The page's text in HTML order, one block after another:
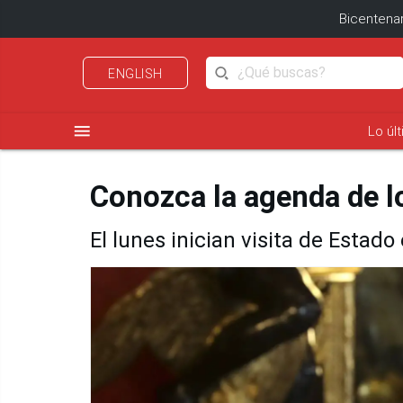
ENGLISH
menu Lo
Conozca la agenda de
El lunes inician visita de Estado